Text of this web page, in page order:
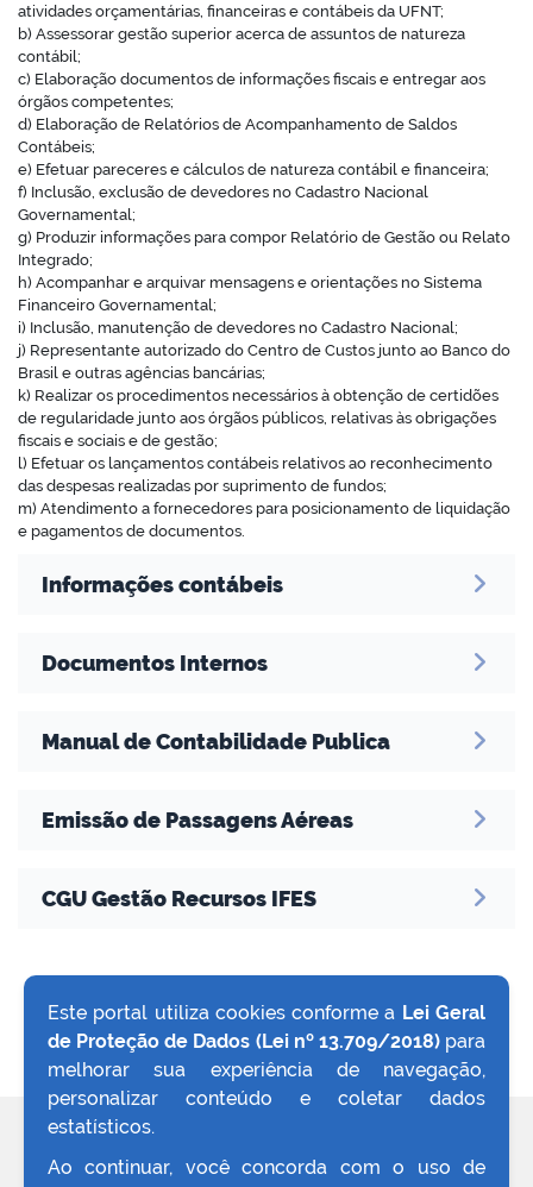
portal
atividades orçamentárias, financeiras e contábeis da UFNT;
b) Assessorar gestão superior acerca de assuntos de natureza
contábil;
c) Elaboração documentos de informações fiscais e entregar aos
órgãos competentes;
d) Elaboração de Relatórios de Acompanhamento de Saldos
Contábeis;
e) Efetuar pareceres e cálculos de natureza contábil e financeira;
f) Inclusão, exclusão de devedores no Cadastro Nacional
Governamental;
g) Produzir informações para compor Relatório de Gestão ou Relato
Integrado;
h) Acompanhar e arquivar mensagens e orientações no Sistema
Financeiro Governamental;
i) Inclusão, manutenção de devedores no Cadastro Nacional;
j) Representante autorizado do Centro de Custos junto ao Banco do
Brasil e outras agências bancárias;
k) Realizar os procedimentos necessários à obtenção de certidões
de regularidade junto aos órgãos públicos, relativas às obrigações
fiscais e sociais e de gestão;
l) Efetuar os lançamentos contábeis relativos ao reconhecimento
das despesas realizadas por suprimento de fundos;
m) Atendimento a fornecedores para posicionamento de liquidação
e pagamentos de documentos.
Informações contábeis
Documentos Internos
Manual de Contabilidade Publica
Emissão de Passagens Aéreas
CGU Gestão Recursos IFES
VOLTAR AO TOPO
Este portal utiliza cookies conforme a Lei Geral
de Proteção de Dados (Lei nº 13.709/2018)para
melhorar sua experiência de navegação,
personalizar conteúdo e coletar dados
estatísticos.
Ao continuar, você concorda com o uso de